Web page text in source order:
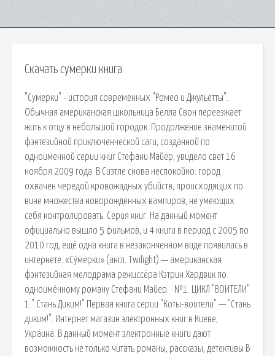
Скачать сумерки книга
"Сумерки" - история современных "Ромео и Джульетты".
Обычная американская школьница Белла Свон переезжает
жить к отцу в небольшой городок. Продолжение знаменитой
фэнтезийной приключенческой саги, созданной по
одноименной серии книг Стефани Майер, увидело свет 16
ноября 2009 года. В Сиэтле снова неспокойно: город
охвачен чередой кровожадных убийств, происходящих по
вине множества новорожденных вампиров, не умеющих
себя контролировать. Серия книг. На данный момент
официально вышло 5 фильмов, и 4 книги в период с 2005 по
2010 год, ещё одна книга в незаконченном виде появилась в
интернете. «Су́мерки» (англ. Twilight) — американская
фэнтезийная мелодрама режиссёра Кэтрин Хардвик по
одноимённому роману Стефани Майер. · №1. ЦИКЛ "ВОИТЕЛИ"
1." Стань Диким!" Первая книга серии "Коты-воители" — "Стань
диким!". Интернет магазин электронных книг в Киеве,
Украина. В данный момент электронные книги дают
возможность не только читать романы, рассказы, детективы В